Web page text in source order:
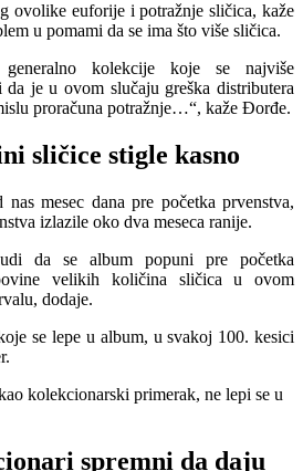
ovolike euforije i potražnje sličica, kaže
u pomami da se ima što više sličica.
generalno kolekcije koje se najviše
je u ovom slučaju greška distributera
proračuna potražnje…“, kaže Đorđe.
sličice stigle kasno
mesec dana pre početka prvenstva,
izlazile oko dva meseca ranije.
da se album popuni pre početka
velikih količina sličica u ovom
dodaje.
se lepe u album, u svakoj 100. kesici
kolekcionarski primerak, ne lepi se u
spremni da daju